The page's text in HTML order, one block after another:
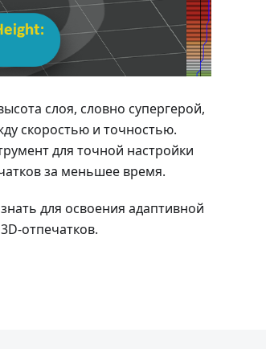
слоя, словно супергерой,
скоростью и точностью.
для точной настройки
за меньшее время.
для освоения адаптивной
отпечатков.